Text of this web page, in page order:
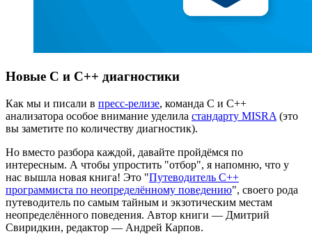
Новые C и С++ диагностики
Как мы и писали в пресс-релизе, команда С и С++
анализатора особое внимание уделила стандарту MISRA (это
вы заметите по количеству диагностик).
Но вместо разбора каждой, давайте пройдёмся по
интересным. А чтобы упростить "отбор", я напомню, что у
нас вышла новая книга! Это "Путеводитель C++
программиста по неопределённому поведению", своего рода
путеводитель по самым тайным и экзотическим местам
неопределённого поведения. Автор книги — Дмитрий
Свиридкин, редактор — Андрей Карпов.